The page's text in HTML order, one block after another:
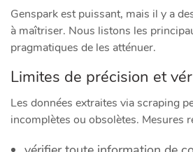
Genspark est puissant, mais il y a
à maîtriser. Nous listons les
pragmatiques de les atténuer.
Limites de précision et
Les données extraites via scraping
incomplètes ou obsolètes. Mesures